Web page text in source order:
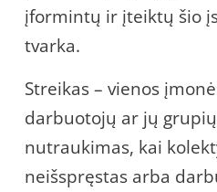
įformintų ir įteiktų šio
tvarka.
Streikas – vienos
darbuotojų ar jų
nutraukimas, kai
neišspręstas arba